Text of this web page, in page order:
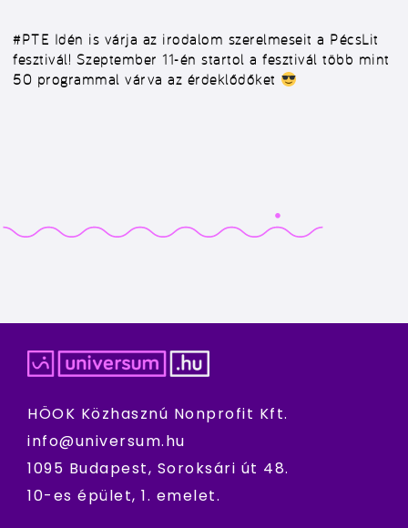
#PTE Idén is várja az irodalom szerelmeseit a PécsLit
fesztivál! Szeptember 11-én startol a fesztivál több mint
50 programmal várva az érdeklődőket
HÖOK Közhasznú Nonprofit Kft.
info@universum.hu
1095 Budapest, Soroksári út 48.
10-es épület, 1. emelet.